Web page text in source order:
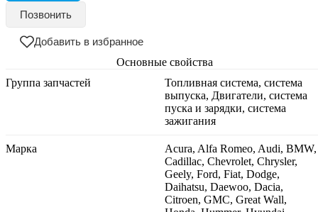
Позвонить
Добавить в избранное
Основные свойства
Группа запчастей
Топливная система, система
выпуска, Двигатели, система
пуска и зарядки, система
зажигания
Марка
Acura, Alfa Romeo, Audi, BMW,
Cadillac, Chevrolet, Chrysler,
Geely, Ford, Fiat, Dodge,
Daihatsu, Daewoo, Dacia,
Citroen, GMC, Great Wall,